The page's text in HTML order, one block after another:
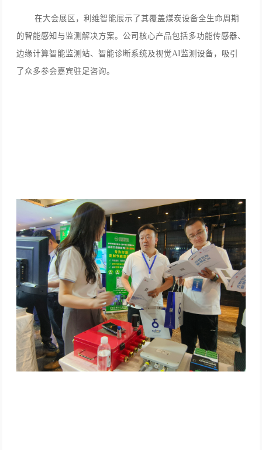
在大会展区，利维智能展示了其覆盖煤炭设备全生命周期
的智能感知与监测解决方案。公司核心产品包括多功能传感器、
边缘计算智能监测站、智能诊断系统及视觉AI监测设备，吸引
了众多参会嘉宾驻足咨询。